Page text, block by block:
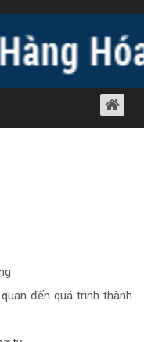
NGHIỆP TẠI
đến quá trình thành